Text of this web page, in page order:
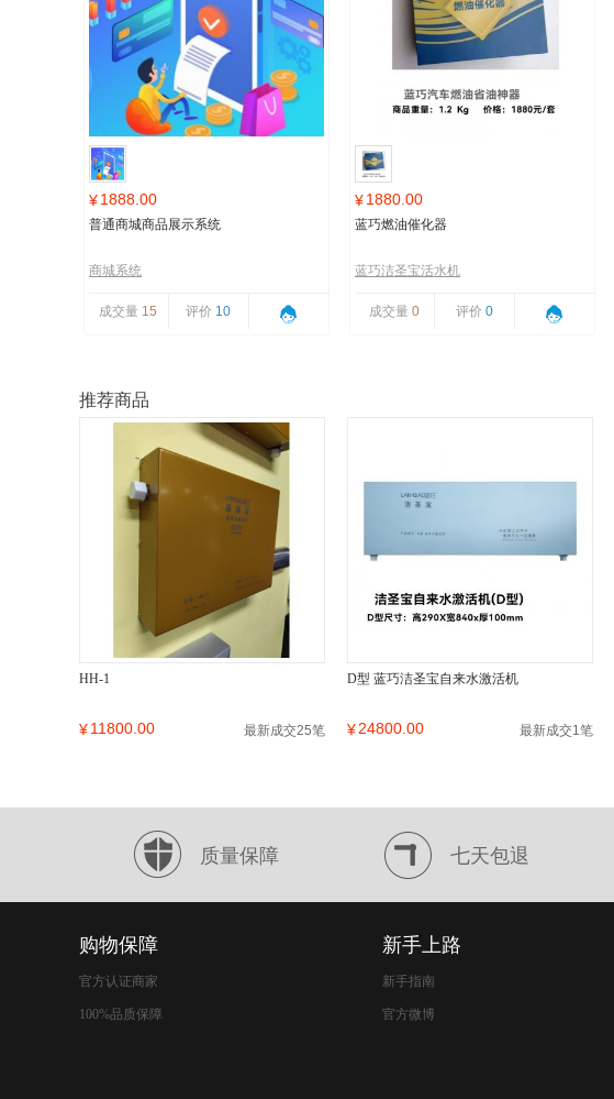
¥1888.00
普通商城商品展示系统
商城系统
成交量 15 评价 10
¥1880.00
蓝巧燃油催化器
蓝巧洁圣宝活水机
成交量 0 评价 0
推荐商品
HH-1
¥11800.00 最新成交25笔
D型 蓝巧洁圣宝自来水激活机
¥24800.00 最新成交1笔
质量保障 七天包退
购物保障
官方认证商家
100%品质保障
新手上路
新手指南
官方微博